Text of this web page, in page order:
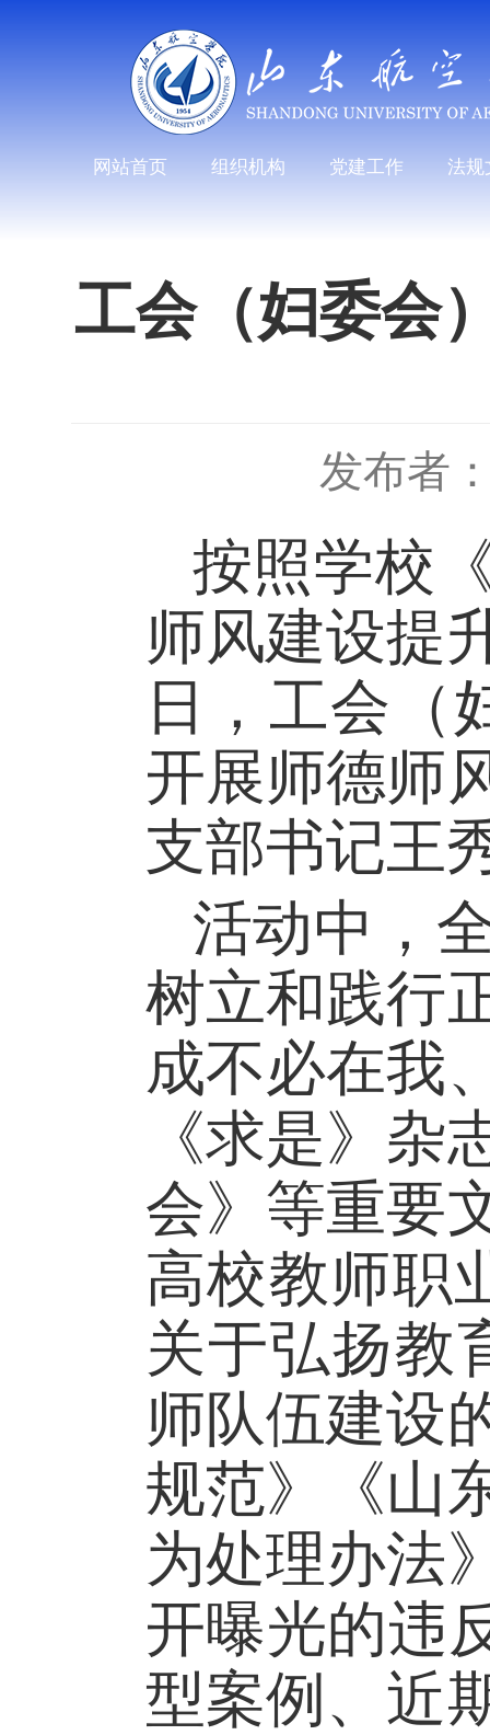
网站首页 组织机构 党建工作 法规
工会（妇委会
发布者
按照学校
师风建设提
日，工会（
开展师德师
支部书记王
活动中，
树立和践行
成不必在我
《求是》
会》等重要
高校教师职
关于弘扬教
师队伍建设
规范》《山
为处理办法
开曝光的违
型案例、近